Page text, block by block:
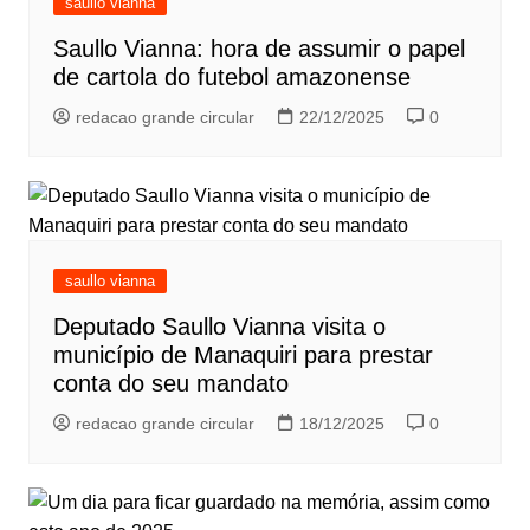
Saullo Vianna: hora de assumir o papel
de cartola do futebol amazonense
redacao grande circular 22/12/2025 0
saullo vianna
Deputado Saullo Vianna visita o
município de Manaquiri para prestar
conta do seu mandato
redacao grande circular 18/12/2025 0